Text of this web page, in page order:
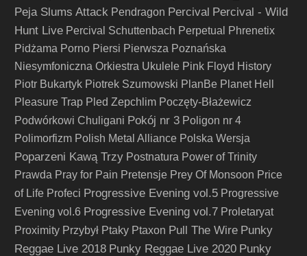
Peja Slums Attack Pendragon Percival Percival - Wild
Hunt Live Percival Schuttenbach Perpetual
Phrenetix
Pidżama Porno Piersi Pierwsza Poznańska
Niesymfoniczna Orkiestra Ukulele Pink Floyd History
Piotr Bukartyk Piotrek Szumowski PlanBe Planet Hell
Pleasure Trap Pled Zepchlim Poczęty-Błażewicz
Podwórkowi Chuligani Pokój nr 3 Poligon nr 4
Polimorfizm Polish Metal Alliance Polska Wersja
Poparzeni Kawą Trzy Postnatura Power of Trinity
Prawda Pray for Pain Pretensje Prey Of Monsoon Price
of Life Profeci Progressive Evening vol.5 Progressive
Evening vol.6 Progressive Evening vol.7 Proletaryat
Proximity Przybył Ptaky Ptaxon Pull The Wire Punky
Reggae Live 2018 Punky Reggae Live 2020 Punky